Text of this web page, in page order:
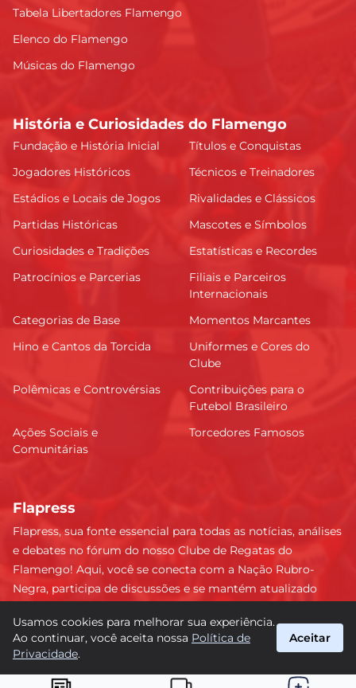
Tabela Libertadores Flamengo
Elenco do Flamengo
Músicas do Flamengo
História e Curiosidades do Flamengo
Fundação e História Inicial
Títulos e Conquistas
Jogadores Históricos
Técnicos e Treinadores
Estádios e Locais de Jogos
Rivalidades e Clássicos
Partidas Históricas
Mascotes e Símbolos
Curiosidades e Tradições
Estatísticas e Recordes
Patrocínios e Parcerias
Filiais e Parceiros
Internacionais
Categorias de Base
Momentos Marcantes
Hino e Cantos da Torcida
Uniformes e Cores do
Clube
Polêmicas e Controvérsias
Contribuições para o
Futebol Brasileiro
Ações Sociais e
Comunitárias
Torcedores Famosos
Flapress
Flapress, sua fonte essencial para todas as notícias, análises
e debates no fórum do nosso Clube de Regatas do
Flamengo! Aqui, você se conecta com a Nação Rubro-
Negra, participa de discussões e se mantém atualizado
lance e esteja sempre à frente, junto da torcida mais
apaixonada do Brasil! #Flamengo #Flapress
Usamos cookies para melhorar sua experiência.
Ao continuar, você aceita nossa Política de
Privacidade.
Aceitar